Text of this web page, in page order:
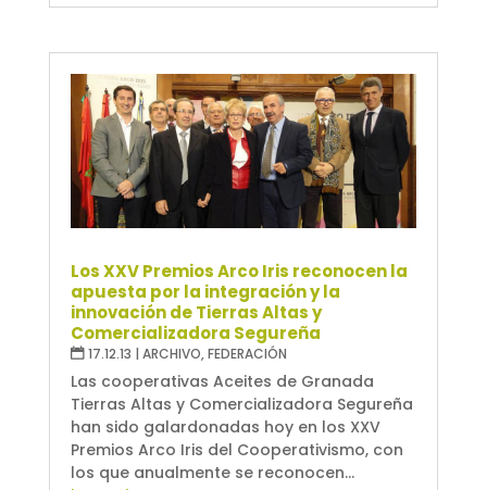
Los XXV Premios Arco Iris reconocen la
apuesta por la integración y la
innovación de Tierras Altas y
Comercializadora Segureña
17.12.13 | ARCHIVO,FEDERACIÓN
Las cooperativas Aceites de Granada
Tierras Altas y Comercializadora Segureña
han sido galardonadas hoy en los XXV
Premios Arco Iris del Cooperativismo, con
los que anualmente se reconocen...